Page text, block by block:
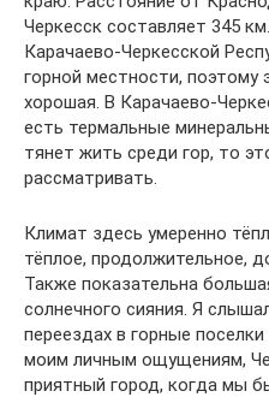
Черкесск составляет 345
Карачаево-Черкесской
горной местности, поэтому
хорошая. В Карачаево-
есть термальные
тянет жить среди гор, то
рассматривать.
Климат здесь умеренно
тёплое, продолжительное,
Также показательна
солнечного сияния. Я
переездах в горные
моим личным ощущениям,
приятный город, когда мы